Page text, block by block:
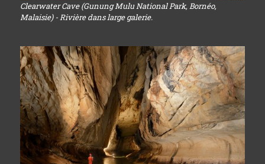
Clearwater Cave (Gunung Mulu National Park, Bornéo,
Malaisie) - Rivière dans large galerie.